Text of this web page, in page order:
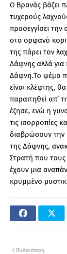
Ο Βρανάς βάζει
τυχερούς
προσεγγίσει την
στο ορφανό
της πάρει τον
Δάφνης αλλά για
Δάφνη.Το ψέμα
είναι κλέφτης,
παραιτηθεί απ’
έζησε, ενώ η
τις ισορροπίες
διαβρώσουν την
της Δάφνης,
Στρατή που τους
έχουν μια
κρυμμένο
Παλαιότερη